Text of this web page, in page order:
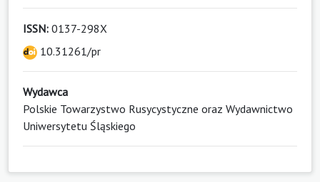
ISSN: 0137-298X
10.31261/pr
Wydawca
Polskie Towarzystwo Rusycystyczne oraz Wydawnictwo
Uniwersytetu Śląskiego